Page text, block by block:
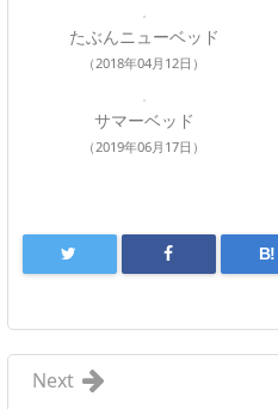
たぶんニューベッド
（2018年04月12日）
サマーベッド
（2019年06月17日）
B!
Next